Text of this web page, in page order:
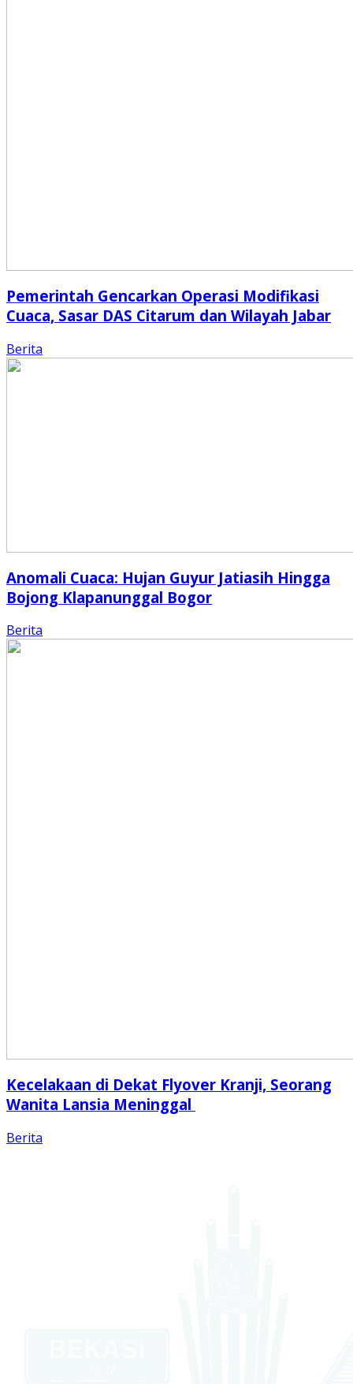
Pemerintah Gencarkan Operasi Modifikasi
Cuaca, Sasar DAS Citarum dan Wilayah Jabar
Berita
Anomali Cuaca: Hujan Guyur Jatiasih Hingga
Bojong Klapanunggal Bogor
Berita
Kecelakaan di Dekat Flyover Kranji, Seorang
Wanita Lansia Meninggal
Berita